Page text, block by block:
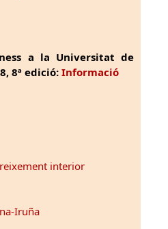
a la Universitat de
8ª edició: Informació
interior
Iruña